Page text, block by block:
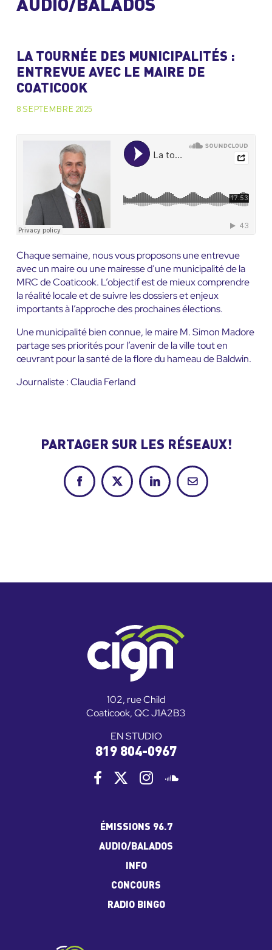
AUDIO/BALADOS
LA TOURNÉE DES MUNICIPALITÉS :
ENTREVUE AVEC LE MAIRE DE
COATICOOK
8 SEPTEMBRE 2025
Chaque semaine, nous vous proposons une entrevue
avec un maire ou une mairesse d’une municipalité de la
MRC de Coaticook. L’objectif est de mieux comprendre
la réalité locale et de suivre les dossiers et enjeux
importants à l’approche des prochaines élections.
Une municipalité bien connue, le maire M. Simon Madore
partage ses priorités pour l’avenir de la ville tout en
œuvrant pour la santé de la flore du hameau de Baldwin.
Journaliste : Claudia Ferland
PARTAGER SUR LES RÉSEAUX!
FacebookX LinkedInCourriel
102, rue Child
Coaticook, QC J1A2B3
EN STUDIO
819 804-0967
ÉMISSIONS 96.7
AUDIO/BALADOS
INFO
CONCOURS
RADIO BINGO